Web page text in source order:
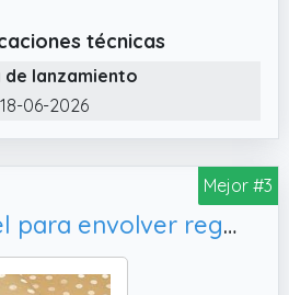
ideal para Halloween,
duchas, eventos y
de regalos de
1 rollo de papel de
También es ideal para
y manualidades, envolver
técnicas
de lanzamiento
18-06-2026
Mejor #3
Rollo de papel para envolver regalos de cumpleaños, Navidad y decoración de fiestas